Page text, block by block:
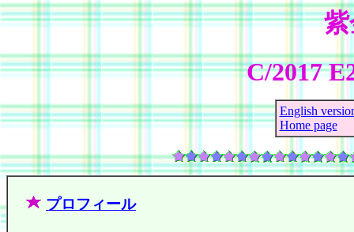
C/2017
English
Home page
プロフィール